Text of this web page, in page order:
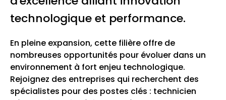
technologique et performance.
En pleine expansion, cette filière offre de
nombreuses opportunités pour évoluer dans un
environnement à fort enjeu technologique.
Rejoignez des entreprises qui recherchent des
spécialistes pour des postes clés : technicien